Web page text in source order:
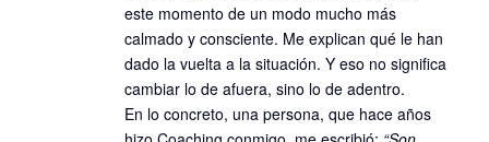
este momento de un modo mucho más
calmado y consciente. Me explican qué le han
dado la vuelta a la situación. Y eso no significa
cambiar lo de afuera, sino lo de adentro.
En lo concreto, una persona, que hace años